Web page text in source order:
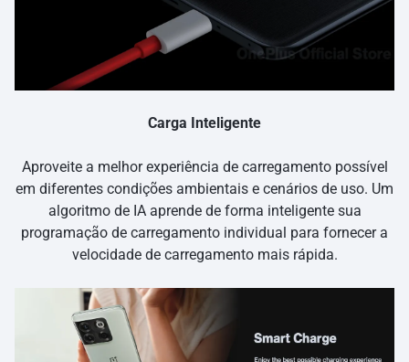
Carga Inteligente
Aproveite a melhor experiência de carregamento possível
em diferentes condições ambientais e cenários de uso. Um
algoritmo de IA aprende de forma inteligente sua
programação de carregamento individual para fornecer a
velocidade de carregamento mais rápida.